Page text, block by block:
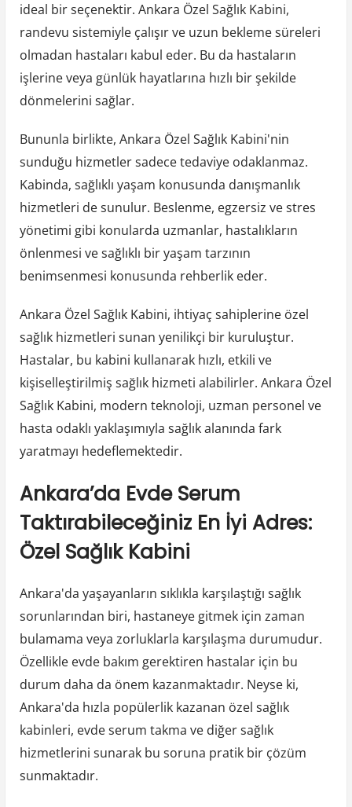
ideal bir seçenektir. Ankara Özel Sağlık Kabini,
randevu sistemiyle çalışır ve uzun bekleme süreleri
olmadan hastaları kabul eder. Bu da hastaların
işlerine veya günlük hayatlarına hızlı bir şekilde
dönmelerini sağlar.
Bununla birlikte, Ankara Özel Sağlık Kabini'nin
sunduğu hizmetler sadece tedaviye odaklanmaz.
Kabinda, sağlıklı yaşam konusunda danışmanlık
hizmetleri de sunulur. Beslenme, egzersiz ve stres
yönetimi gibi konularda uzmanlar, hastalıkların
önlenmesi ve sağlıklı bir yaşam tarzının
benimsenmesi konusunda rehberlik eder.
Ankara Özel Sağlık Kabini, ihtiyaç sahiplerine özel
sağlık hizmetleri sunan yenilikçi bir kuruluştur.
Hastalar, bu kabini kullanarak hızlı, etkili ve
kişiselleştirilmiş sağlık hizmeti alabilirler. Ankara Özel
Sağlık Kabini, modern teknoloji, uzman personel ve
hasta odaklı yaklaşımıyla sağlık alanında fark
yaratmayı hedeflemektedir.
Ankara’da Evde Serum
Taktırabileceğiniz En İyi Adres:
Özel Sağlık Kabini
Ankara'da yaşayanların sıklıkla karşılaştığı sağlık
sorunlarından biri, hastaneye gitmek için zaman
bulamama veya zorluklarla karşılaşma durumudur.
Özellikle evde bakım gerektiren hastalar için bu
durum daha da önem kazanmaktadır. Neyse ki,
Ankara'da hızla popülerlik kazanan özel sağlık
kabinleri, evde serum takma ve diğer sağlık
hizmetlerini sunarak bu soruna pratik bir çözüm
sunmaktadır.